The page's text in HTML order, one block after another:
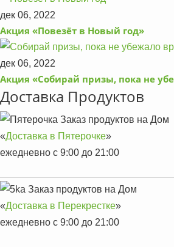
дек 06, 2022
Акция «Повезёт в Новый год»
дек 06, 2022
Акция «Собирай призы, пока не
Доставка Продуктов
Заказ продуктов на Дом
«Доставка в Пятерочке»
ежедневно с 9:00 до 21:00
Заказ продуктов на Дом
«Доставка в Перекрестке»
ежедневно с 9:00 до 21:00